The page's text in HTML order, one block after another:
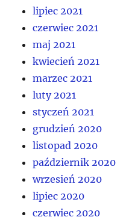
lipiec 2021
czerwiec 2021
maj 2021
kwiecień 2021
marzec 2021
luty 2021
styczeń 2021
grudzień 2020
listopad 2020
październik 2020
wrzesień 2020
lipiec 2020
czerwiec 2020